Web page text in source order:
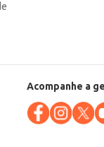
Acompanhe a